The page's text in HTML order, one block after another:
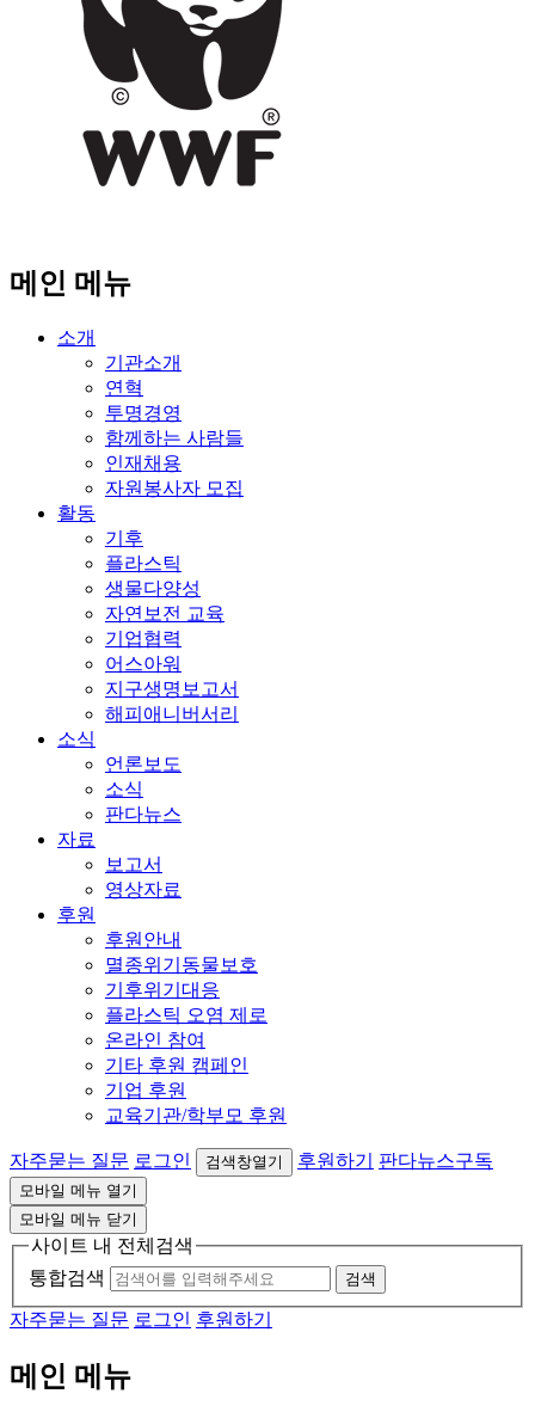
메인 메뉴
소개
기관소개
연혁
투명경영
함께하는 사람들
인재채용
자원봉사자 모집
활동
기후
플라스틱
생물다양성
자연보전 교육
기업협력
어스아워
지구생명보고서
해피애니버서리
소식
언론보도
소식
판다뉴스
자료
보고서
영상자료
후원
후원안내
멸종위기동물보호
기후위기대응
플라스틱 오염 제로
온라인 참여
기타 후원 캠페인
기업 후원
교육기관/학부모 후원
자주묻는 질문 로그인 검색창열기 후원하기 판다뉴스구독
모바일 메뉴 열기
모바일 메뉴 닫기
사이트 내 전체검색
통합검색
검색
자주묻는 질문 로그인 후원하기
메인 메뉴